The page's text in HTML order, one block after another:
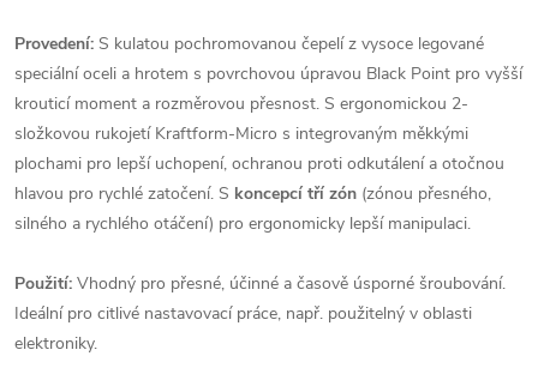
Provedení: S kulatou pochromovanou čepelí z vysoce legované
speciální oceli a hrotem s povrchovou úpravou Black Point pro vyšší
krouticí moment a rozměrovou přesnost. S ergonomickou 2-
složkovou rukojetí Kraftform-Micro s integrovaným měkkými
plochami pro lepší uchopení, ochranou proti odkutálení a otočnou
hlavou pro rychlé zatočení. S koncepcí tří zón (zónou přesného,
silného a rychlého otáčení) pro ergonomicky lepší manipulaci.
Použití: Vhodný pro přesné, účinné a časově úsporné šroubování.
Ideální pro citlivé nastavovací práce, např. použitelný v oblasti
elektroniky.